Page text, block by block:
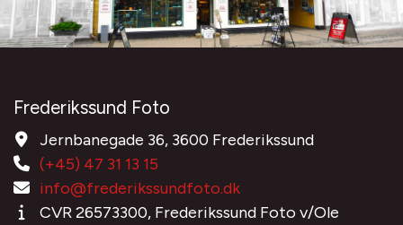
Frederikssund Foto
Jernbanegade 36, 3600 Frederikssund
(+45) 47 31 13 15
info@frederikssundfoto.dk
CVR 26573300, Frederikssund Foto v/Ole